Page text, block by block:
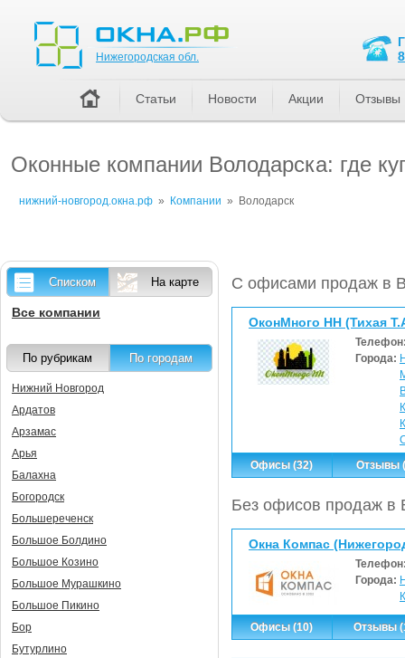
Оконные компании Володарска: где
нижний-новгород.окна.рф » Компании » Володарск
С офисами продаж в
ОконМного НН (Тихая
Города:
Офисы (32)
Отзывы
Без офисов продаж в
Окна Компас
Города:
Офисы (10) Отзывы
Списком На карте
Все компании
По рубрикам По городам
Нижний Новгород
Ардатов
Арзамас
Арья
Балахна
Богородск
Большереченск
Большое Болдино
Большое Козино
Большое Мурашкино
Большое Пикино
Бор
Бутурлино
Нижегородская обл.
Статьи Новости Акции Отзывы